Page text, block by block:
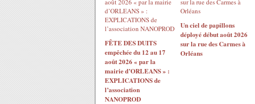
FÊTE DES DUITS
empêchée du 12 au 17
août 2026 « par la
mairie d’ORLEANS » :
EXPLICATIONS de
l’association
NANOPROD
Un ciel de papillons
déployé début août 2026
sur la rue des Carmes à
Orléans